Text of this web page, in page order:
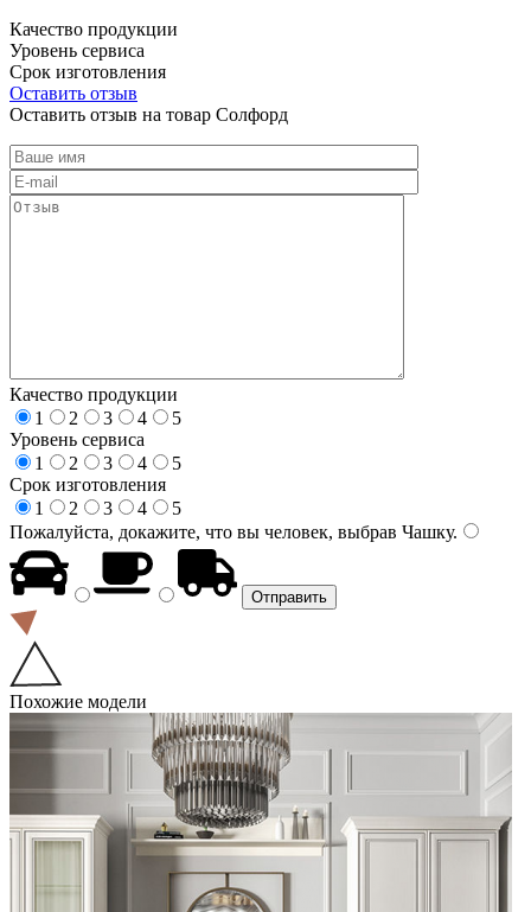
Качество продукции
Уровень сервиса
Срок изготовления
Оставить отзыв
Оставить отзыв на товар Солфорд
Качество продукции
1
2 3 4
5
Уровень сервиса
1
2 3 4
5
Срок изготовления
1
2 3 4
5
Пожалуйста, докажите, что вы человек, выбрав Чашку.
Похожие модели